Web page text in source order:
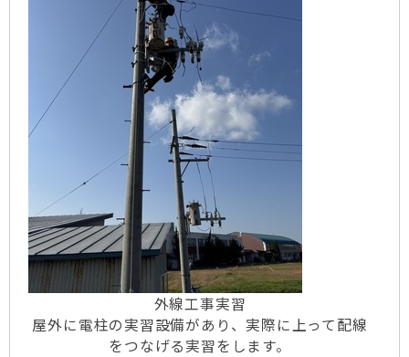
外線工事実習
屋外に電柱の実習設備があり、実際に上って配線
をつなげる実習をします。